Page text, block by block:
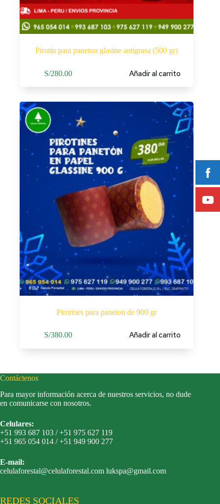
Pirotin para paneton glasine antigrasa (500 gr)
S/280.00 Añadir al carrito
Pirotines para paneton de 900 gr
S/380.00 Añadir al carrito
Contáctenos
Para mayor información acerca de nuestros servicios, no dude
en comunicarse con nosotros.
Celulares:
+51 993 687 103 / +51 975 627 119
+51 965 054 014 / +51 949 900 277
E-mail:
celulaforestal@celulaforestal.com lukspa@gmail.com
REDES SOCIALES